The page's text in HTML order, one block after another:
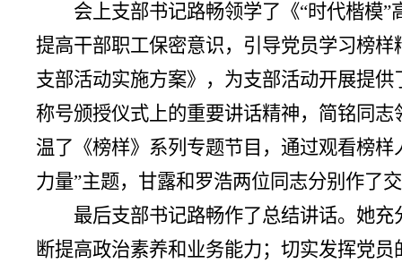
会上支部书记路畅领学了《“时代楷模
提高干部职工保密意识，引导党员学习榜
支部活动实施方案》，为支部活动开展提
称号颁授仪式上的重要讲话精神，简铭同
温了《榜样》系列专题节目，通过观看榜
力量”主题，甘露和罗浩两位同志分别作了
最后支部书记路畅作了总结讲话。她
断提高政治素养和业务能力；切实发挥党